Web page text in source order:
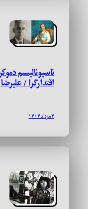
ناسیونالیسم
اقتدارگرا /
۴ مرداد ۱۴۰۴